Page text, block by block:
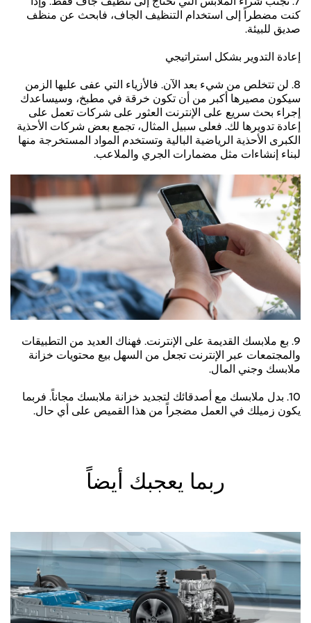
كنت مضطراً إلى استخدام التنظيف الجاف، فابحث عن منظف
صديق للبيئة.
إعادة التدوير بشكل استراتيجي
8. لن تتخلص من شيء بعد الآن. فالأزياء التي عفى عليها الزمن
سيكون مصيرها أكبر من أن تكون خرقة في مطبخ، وسيساعدك
إجراء بحث سريع على الإنترنت العثور على شركات تعمل على
إعادة تدويرها لك. فعلى سبيل المثال، تجمع بعض شركات الأحذية
الكبرى الأحذية الرياضية البالية وتستخدم المواد المستخرجة منها
لبناء إنشاءات مثل مضمارات الجري والملاعب.
9. بع ملابسك القديمة على الإنترنت. فهناك العديد من التطبيقات
والمجتمعات عبر الإنترنت تجعل من السهل بيع محتويات خزانة
ملابسك وجني المال.
10. بدل ملابسك مع أصدقائك لتجديد خزانة ملابسك مجاناً. فربما
يكون زميلك في العمل مضجراً من هذا القميص على أي حال.
ربما يعجبك أيضاً